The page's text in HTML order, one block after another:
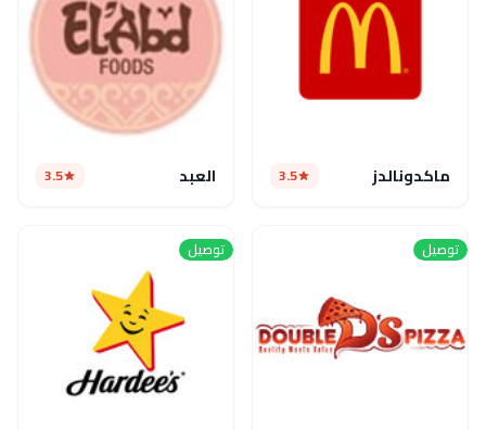
ماكدونالدز 3.5 العبد 3.5
توصيل توصيل